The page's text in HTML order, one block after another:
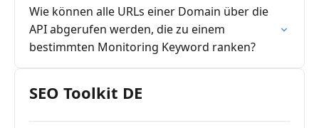
Wie können alle URLs einer Domain über die
API abgerufen werden, die zu einem
bestimmten Monitoring Keyword ranken?
SEO Toolkit DE